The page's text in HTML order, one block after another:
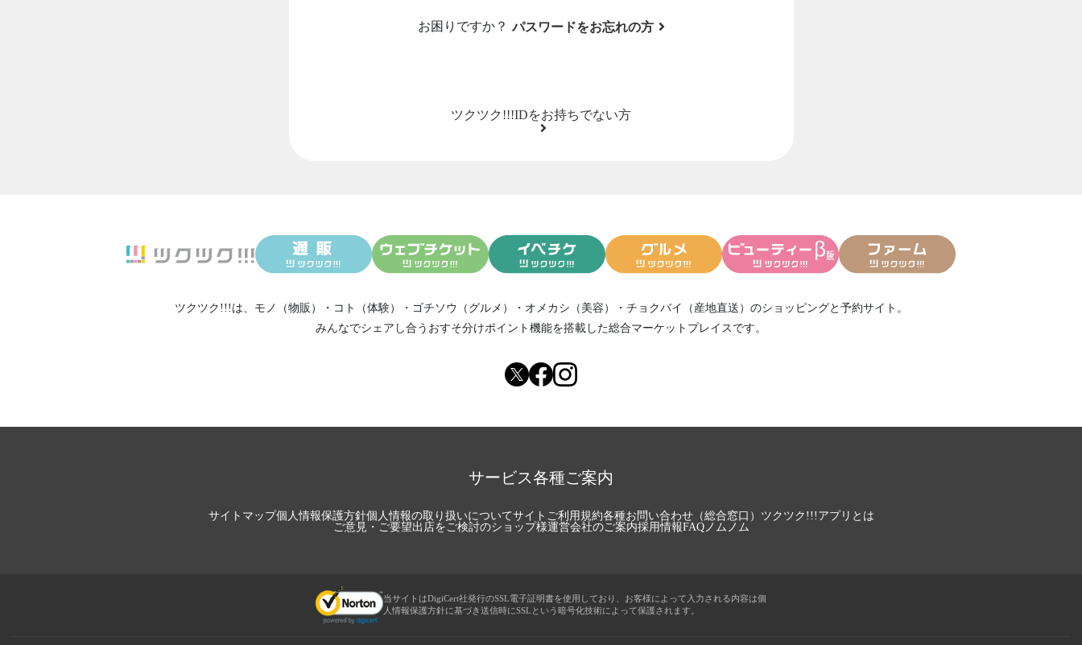
お困りですか？ パスワードをお忘れの方
ツクツク!!!IDをお持ちでない方
ツクツク!!!は、 モノ（物販） ・ コト（体験） ・ ゴチソウ（グルメ） ・ オメカシ（美容） ・ チョクバイ（産地直送） のショッピングと予約サイト。
みんなでシェアし合う おすそ分けポイント機能を搭載した総合マーケットプレイスです。
サービス各種ご案内
サイトマップ個人情報保護方針個人情報の取り扱いについてサイトご利用規約各種お問い合わせ（総合窓口） ツクツク!!!アプリとは
ご意見・ご要望出店をご検討のショップ様運営会社のご案内採用情報FAQノムノム
当サイトはDigiCert社発行のSSL電子証明書を使用しており、お客様によって入力される内容は個
人情報保護方針に基づき送信時にSSLという暗号化技術によって保護されます。